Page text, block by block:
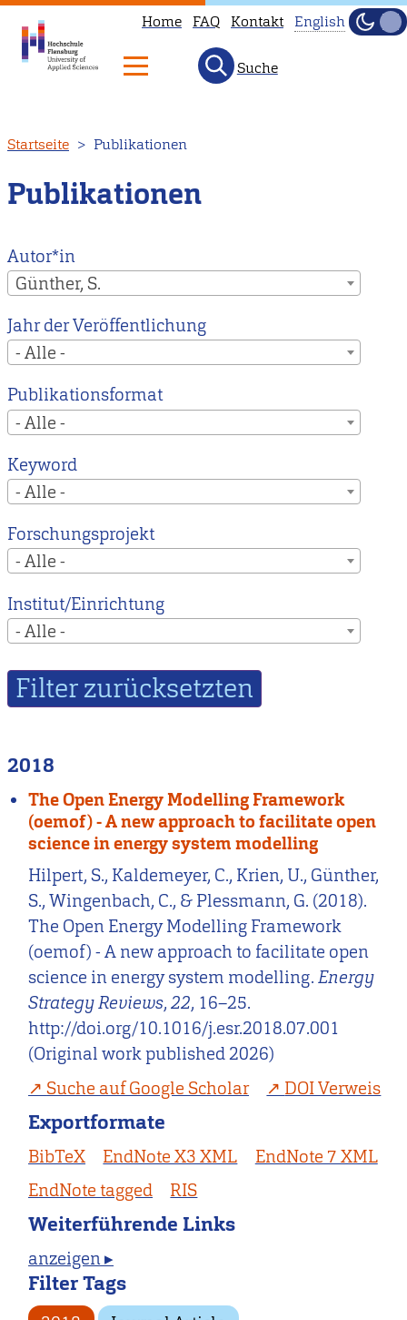
zum
Inhalt
Home FAQ Kontakt
to
our
main
instead.
English
Hell
Suche
Startseite Publikationen
Publikationen
Autor*in
Günther, S.
Jahr der Veröffentlichung
- Alle -
Publikationsformat
- Alle -
Keyword
- Alle -
Forschungsprojekt
- Alle -
Institut/Einrichtung
- Alle -
2018
The Open Energy Modelling Framework
(oemof) - A new approach to facilitate open
science in energy system modelling
Hilpert, S., Kaldemeyer, C., Krien, U., Günther,
S., Wingenbach, C., & Plessmann, G. (2018).
The Open Energy Modelling Framework
(oemof) - A new approach to facilitate open
science in energy system modelling.Energy
Strategy Reviews,22, 16–25.
http://doi.org/10.1016/j.esr.2018.07.001
(Original work published 2026)
Suche auf Google Scholar
DOI Verweis
Exportformate
BibTeX EndNote X3 XML
EndNote 7 XML
EndNote tagged
RIS
Weiterführende Links
anzeigen ▸
Filter Tags